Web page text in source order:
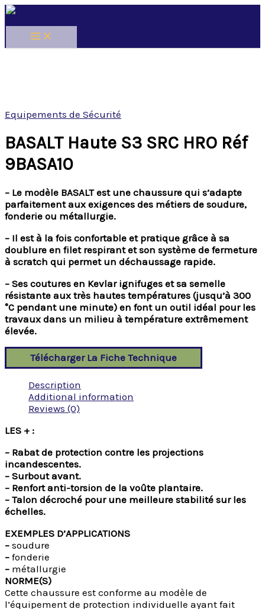
Skip
to
content
Equipements de Sécurité
BASALT Haute S3 SRC HRO Réf
9BASA10
– Le modèle BASALT est une chaussure qui s’adapte
parfaitement aux exigences des métiers de soudure,
fonderie ou métallurgie.
– Il est à la fois confortable et pratique grâce à sa
doublure en filet respirant et son système de fermeture
à scratch qui permet un déchaussage rapide.
– Ses coutures en Kevlar ignifuges et sa semelle
résistante aux très hautes températures (jusqu’à 300
°C pendant une minute) en font un outil idéal pour les
travaux dans un milieu à température extrêmement
élevée.
Télécharger La Fiche Technique
Description
Additional information
Reviews (0)
LES + :
– Rabat de protection contre les projections
incandescentes.
– Surbout avant.
– Renfort anti-torsion de la voûte plantaire.
– Talon décroché pour une meilleure stabilité sur les
échelles.
EXEMPLES D’APPLICATIONS
– soudure
– fonderie
– métallurgie
NORME(S)
Cette chaussure est conforme au modèle de
l’équipement de protection individuelle ayant fait